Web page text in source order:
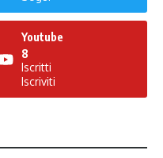
Youtube
8
Iscritti
Iscriviti